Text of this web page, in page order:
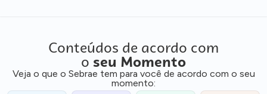
Conteúdos de acordo com
o seu Momento
Veja o que o Sebrae tem para você de acordo com o seu
momento: